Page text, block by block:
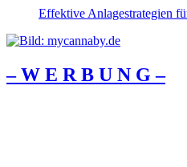
Effektive Anlagestrategien
– W Ε R Β U Ν G –